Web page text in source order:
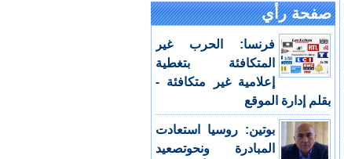
صفحة رأي
فرنسا: الحرب غير
المتكافئة بتغطية
إعلامية غير متكافئة -
بقلم إدارة الموقع
بوتين: روسيا استعادت
المبادرة ونحوتصعيد